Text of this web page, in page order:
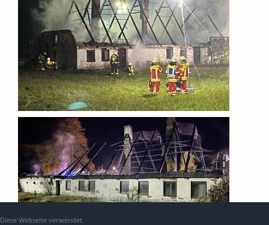
Diese Webseite verwendet